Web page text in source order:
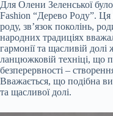
Для Олени Зеленської
Fashion “Дерево Роду”. Ця
роду, зв’язок поколінь,
народних традиціях
гармонії та щасливій
ланцюжковій техніці, що
безперервності –
Вважається, що подібна
та щасливої долі.